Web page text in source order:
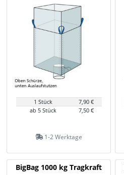
1 Stück
7,90 €
ab 5 Stück
7,50 €
1-2 Werktage
BigBag 1000 kg Tragkraft